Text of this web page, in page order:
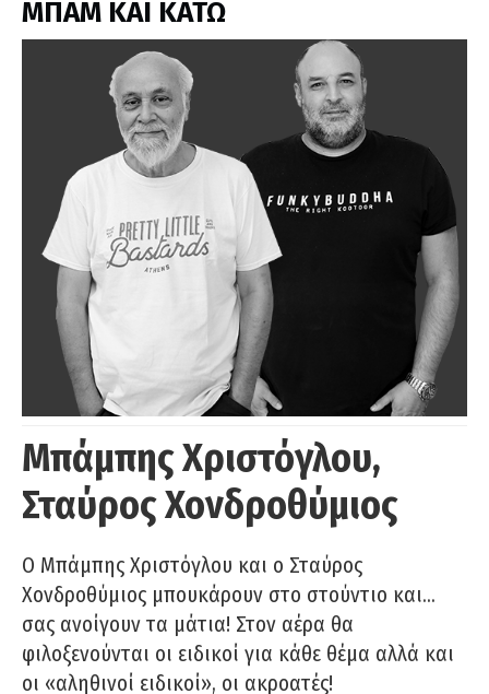
ΜΠΑΜ ΚΑΙ ΚΑΤΩ
Μπάμπης Χριστόγλου,
Σταύρος Χονδροθύμιος
O Μπάμπης Χριστόγλου και ο Σταύρος
Χονδροθύμιος μπουκάρουν στο στούντιο και…
σας ανοίγουν τα μάτια! Στον αέρα θα
φιλοξενούνται οι ειδικοί για κάθε θέμα αλλά και
οι «αληθινοί ειδικοί», οι ακροατές!